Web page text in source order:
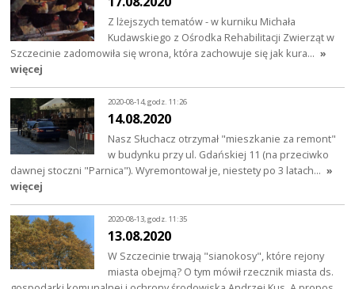
Z lżejszych tematów - w kurniku Michała
Kudawskiego z Ośrodka Rehabilitacji Zwierząt w
Szczecinie zadomowiła się wrona, która zachowuje się jak kura… »
więcej
2020-08-14, godz. 11:26
14.08.2020
Nasz Słuchacz otrzymał "mieszkanie za remont"
w budynku przy ul. Gdańskiej 11 (na przeciwko
dawnej stoczni "Parnica"). Wyremontował je, niestety po 3 latach… »
więcej
2020-08-13, godz. 11:35
13.08.2020
W Szczecinie trwają "sianokosy", które rejony
miasta obejmą? O tym mówił rzecznik miasta ds.